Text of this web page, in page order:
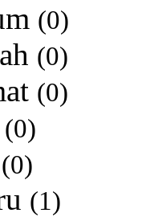
(0)
(0)
(0)
(0)
(0)
(1)